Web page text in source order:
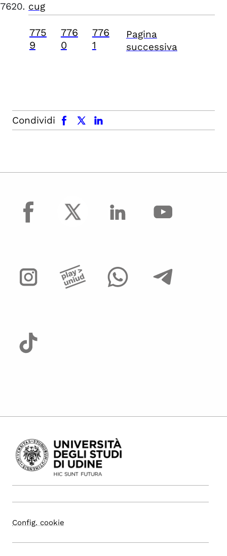
cug
775
9
776
0
776
1
Pagina
successiva
Condividi
facebook x.com linkedin
facebook
Config. cookie